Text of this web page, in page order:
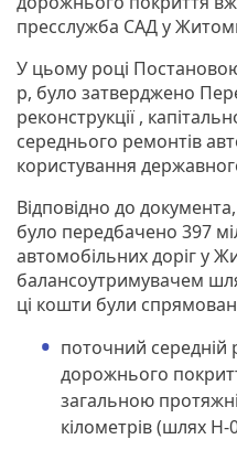
пресслужба САД у
У цьому році
р, було затверджено
реконструкції ,
середнього ремонтів
користування
Відповідно до
було передбачено 397
автомобільних доріг у
балансоутримувачем
ці кошти були
поточний середній
дорожнього
загальною
кілометрів (шлях